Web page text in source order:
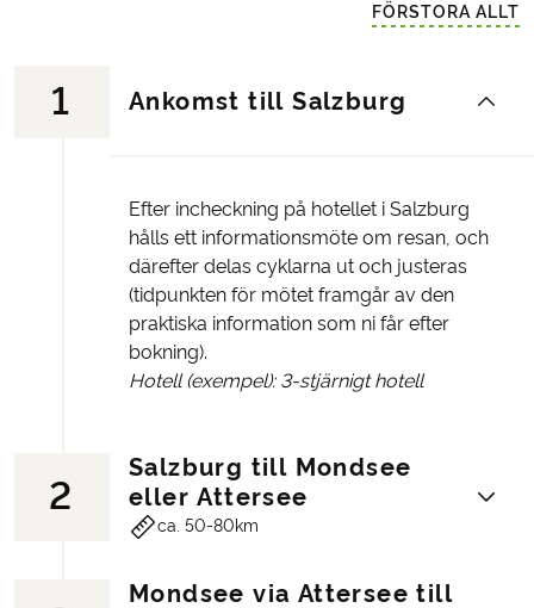
FÖRSTORA ALLT
1 Ankomst till Salzburg
Efter incheckning på hotellet i Salzburg
hålls ett informationsmöte om resan, och
därefter delas cyklarna ut och justeras
(tidpunkten för mötet framgår av den
praktiska information som ni får efter
bokning).
Hotell (exempel): 3-stjärnigt hotell
2
Salzburg till Mondsee
eller Attersee
ca. 50-80km
Mondsee via Attersee till